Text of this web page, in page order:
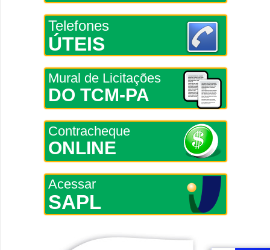
Telefones
ÚTEIS
Mural de Licitações
DO TCM-PA
Contracheque
ONLINE
Acessar
SAPL